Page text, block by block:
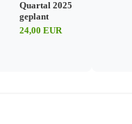
Quartal 2025
geplant
24,00 EUR